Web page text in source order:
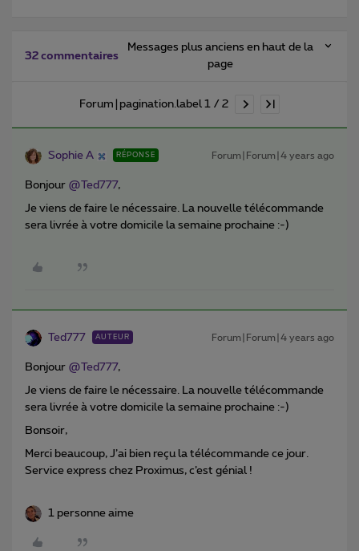
32 commentaires
Messages plus anciens en haut de la
page
Forum|pagination.label 1 / 2
Sophie A RÉPONSE Forum|Forum|4 years ago
Bonjour @Ted777,
Je viens de faire le nécessaire. La nouvelle télécommande
sera livrée à votre domicile la semaine prochaine :-)
Ted777 AUTEUR Forum|Forum|4 years ago
Bonjour @Ted777,
Je viens de faire le nécessaire. La nouvelle télécommande
sera livrée à votre domicile la semaine prochaine :-)
Bonsoir,
Merci beaucoup, J’ai bien reçu la télécommande ce jour.
Service express chez Proximus, c’est génial !
1 personne aime